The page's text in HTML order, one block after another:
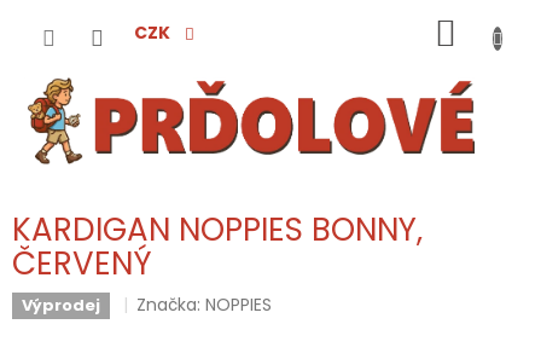
CZK
KOŠÍK
KARDIGAN NOPPIES BONNY,
ČERVENÝ
Výprodej Značka:NOPPIES